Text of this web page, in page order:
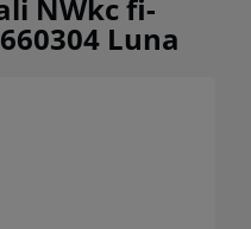
NWkc fi-
Luna